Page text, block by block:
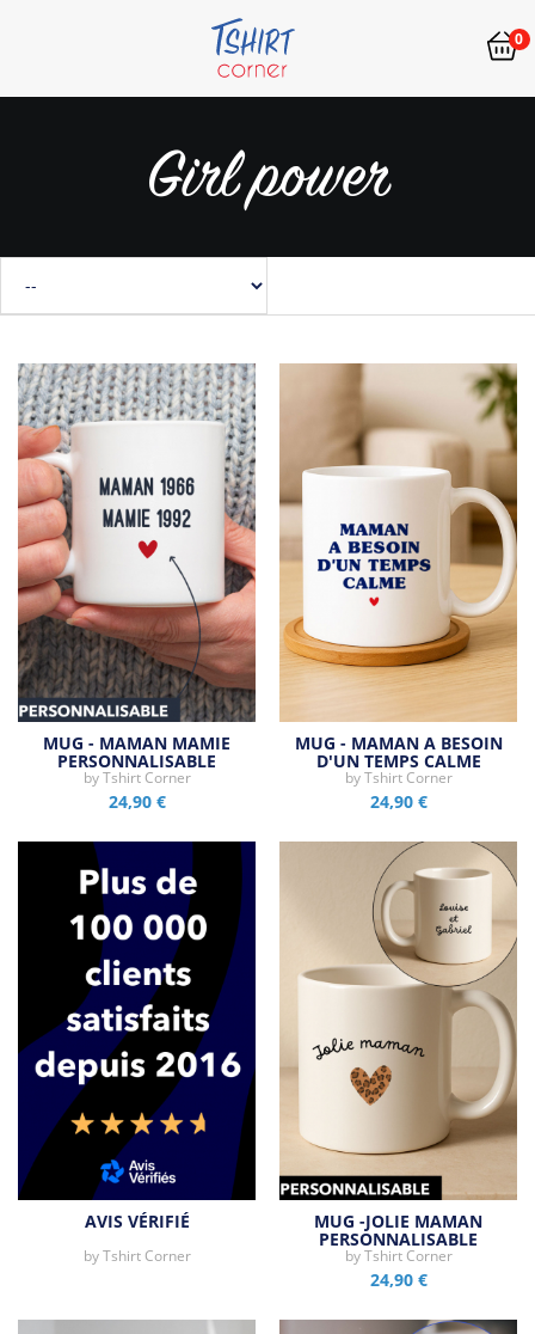
0
Girl power
MUG - MAMAN MAMIE
PERSONNALISABLE
byTshirt Corner
24,90 €
MUG - MAMAN A BESOIN
D'UN TEMPS CALME
byTshirt Corner
24,90 €
AVIS VÉRIFIÉ
byTshirt Corner
MUG -JOLIE MAMAN
PERSONNALISABLE
byTshirt Corner
24,90 €